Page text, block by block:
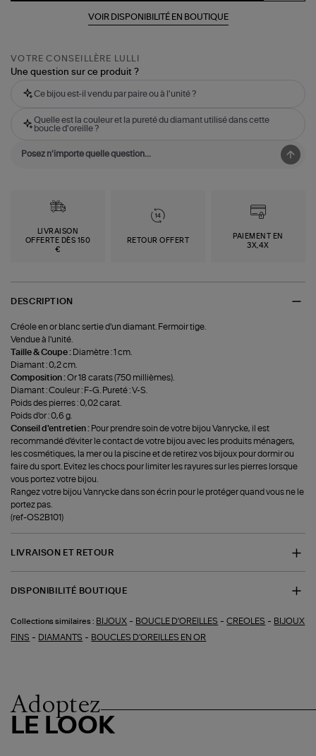
VOIR DISPONIBILITÉ EN BOUTIQUE
VOTRE CONSEILLÈRE LULLI
Une question sur ce produit ?
Ce bijou est-il vendu par paire ou à l'unité ?
Quelle est la couleur et la pureté du diamant utilisé dans cette
boucle d'oreille ?
LIVRAISON
OFFERTE DÈS 150
€
RETOUR OFFERT
PAIEMENT EN
3X,4X
DESCRIPTION
Créole en or blanc sertie d'un diamant. Fermoir tige.
Vendue à l'unité.
Taille & Coupe : Diamètre : 1 cm.
Diamant : 0,2 cm.
Composition :Or 18 carats (750 millièmes).
Diamant : Couleur : F-G. Pureté : V-S.
Poids des pierres : 0,02 carat.
Poids d'or : 0,6 g.
Conseil d'entretien : Pour prendre soin de votre bijou Vanrycke, il est
recommandé d'éviter le contact de votre bijou avec les produits ménagers,
les cosmétiques, la mer ou la piscine et de retirez vos bijoux pour dormir ou
faire du sport. Evitez les chocs pour limiter les rayures sur les pierres lorsque
vous portez votre bijou.
Rangez votre bijou Vanrycke dans son écrin pour le protéger quand vous ne le
portez pas.
(ref-OS2B101)
LIVRAISON ET RETOUR
DISPONIBILITÉ BOUTIQUE
Collections similaires : BIJOUX - BOUCLE D'OREILLES -CREOLES - BIJOUX
FINS - DIAMANTS - BOUCLES D'OREILLES EN OR
Adoptez
LE LOOK